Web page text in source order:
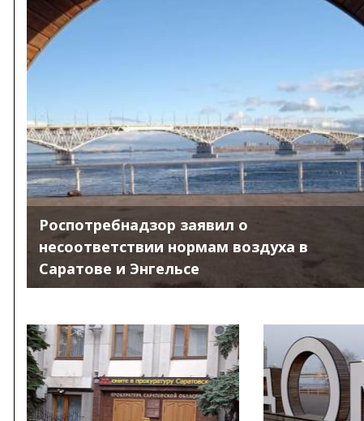
Роспотребнадзор заявил о
несоответствии нормам воздуха в
Саратове и Энгельсе